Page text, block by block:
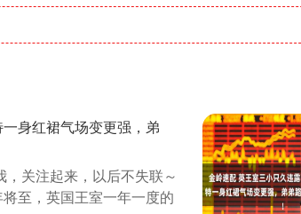
身红裙气场变更强，弟
关注起来，以后不失联～
至，英国王室一年一度的